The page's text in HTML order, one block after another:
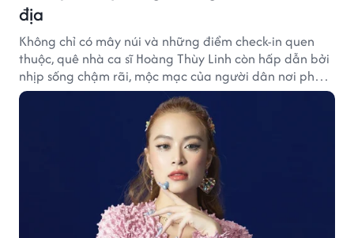
địa
Không chỉ có mây núi và những điểm check-in quen
thuộc, quê nhà ca sĩ Hoàng Thùy Linh còn hấp dẫn bởi
nhịp sống chậm rãi, mộc mạc của người dân nơi phố
núi.